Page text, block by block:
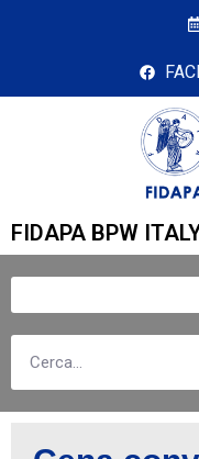
Cena
FIDAPA BPW